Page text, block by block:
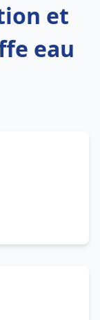
et
eau